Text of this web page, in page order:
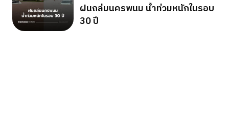
ฝนถล่มนครพนม น้ำท่วมหนักในรอบ
30 ปี